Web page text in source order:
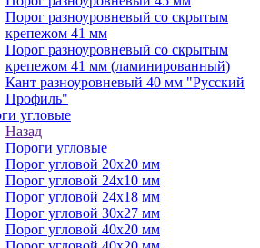
Порог разноуровневый со скрытым
крепежом 41 мм
Порог разноуровневый со скрытым
крепежом 41 мм (ламинированный)
Кант разноуровневый 40 мм "Русский
Профиль"
угловые
Назад
Пороги угловые
Порог угловой 20х20 мм
Порог угловой 24х10 мм
Порог угловой 24х18 мм
Порог угловой 30х27 мм
Порог угловой 40х20 мм